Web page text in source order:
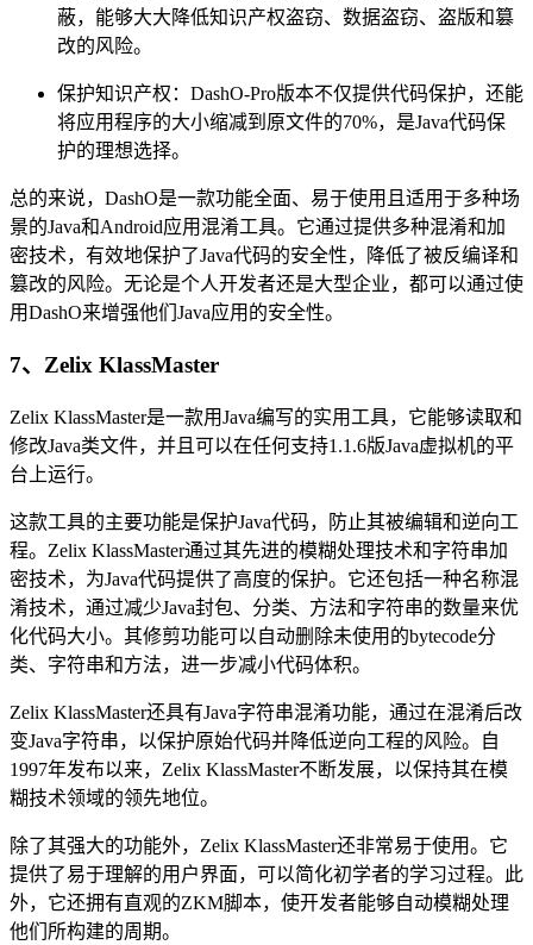
蔽，能够大大降低知识产权盗窃、数据盗窃、盗版和篡
改的风险。
保护知识产权：DashO-Pro版本不仅提供代码保护，还能
将应用程序的大小缩减到原文件的70%，是Java代码保
护的理想选择。
总的来说，DashO是一款功能全面、易于使用且适用于多种场
景的Java和Android应用混淆工具。它通过提供多种混淆和加
密技术，有效地保护了Java代码的安全性，降低了被反编译和
篡改的风险。无论是个人开发者还是大型企业，都可以通过使
用DashO来增强他们Java应用的安全性。
7、Zelix KlassMaster
Zelix KlassMaster是一款用Java编写的实用工具，它能够读取和
修改Java类文件，并且可以在任何支持1.1.6版Java虚拟机的平
台上运行。
这款工具的主要功能是保护Java代码，防止其被编辑和逆向工
程。Zelix KlassMaster通过其先进的模糊处理技术和字符串加
密技术，为Java代码提供了高度的保护。它还包括一种名称混
淆技术，通过减少Java封包、分类、方法和字符串的数量来优
化代码大小。其修剪功能可以自动删除未使用的bytecode分
类、字符串和方法，进一步减小代码体积。
Zelix KlassMaster还具有Java字符串混淆功能，通过在混淆后改
变Java字符串，以保护原始代码并降低逆向工程的风险。自
1997年发布以来，Zelix KlassMaster不断发展，以保持其在模
糊技术领域的领先地位。
除了其强大的功能外，Zelix KlassMaster还非常易于使用。它
提供了易于理解的用户界面，可以简化初学者的学习过程。此
外，它还拥有直观的ZKM脚本，使开发者能够自动模糊处理
他们所构建的周期。